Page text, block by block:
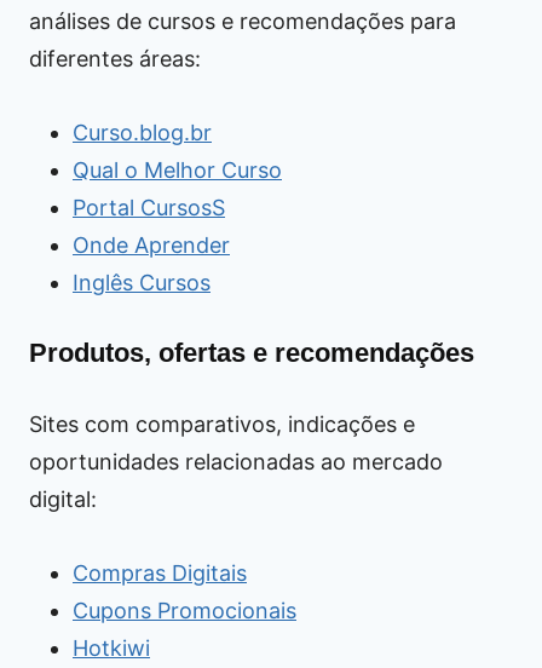
análises de cursos e recomendações para
diferentes áreas:
Curso.blog.br
Qual o Melhor Curso
Portal CursosS
Onde Aprender
Inglês Cursos
Produtos, ofertas e recomendações
Sites com comparativos, indicações e
oportunidades relacionadas ao mercado
digital:
Compras Digitais
Cupons Promocionais
Hotkiwi